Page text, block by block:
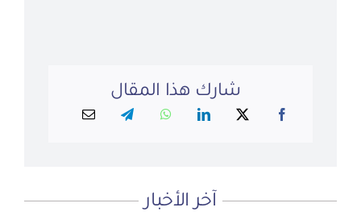
شارك هذا المقال
آخر الأخبار